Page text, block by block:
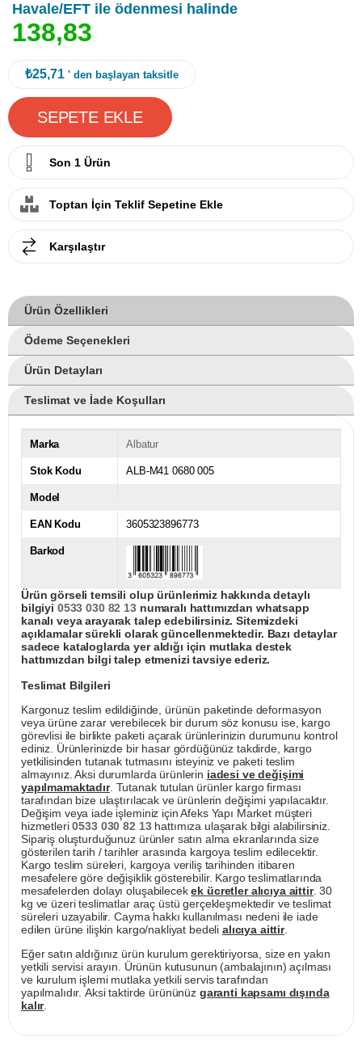
Havale/EFT ile ödenmesi halinde
138,83
₺25,71 ' den başlayan taksitle
Son 1 Ürün
Toptan İçin Teklif Sepetine Ekle
Karşılaştır
Ürün Özellikleri
Ödeme Seçenekleri
Ürün Detayları
Teslimat ve İade Koşulları
Marka Albatur
Stok Kodu ALB-M41 0680 005
Model
EAN Kodu 3605323896773
Barkod
Ürün görseli temsili olup ürünlerimiz hakkında detaylı
bilgiyi 0533 030 82 13numaralı hattımızdan whatsapp
kanalı veya arayarak talep edebilirsiniz. Sitemizdeki
açıklamalar sürekli olarak güncellenmektedir. Bazı detaylar
sadece kataloglarda yer aldığı için mutlaka destek
hattımızdan bilgi talep etmenizi tavsiye ederiz.
Teslimat Bilgileri
Kargonuz teslim edildiğinde, ürünün paketinde deformasyon
veya ürüne zarar verebilecek bir durum söz konusu ise, kargo
görevlisi ile birlikte paketi açarak ürünlerinizin durumunu kontrol
ediniz. Ürünlerinizde bir hasar gördüğünüz takdirde, kargo
yetkilisinden tutanak tutmasını isteyiniz ve paketi teslim
almayınız. Aksi durumlarda ürünlerin iadesi ve değişimi
yapılmamaktadır. Tutanak tutulan ürünler kargo firması
tarafından bize ulaştırılacak ve ürünlerin değişimi yapılacaktır.
Değişim veya iade işleminiz için Afeks Yapı Market müşteri
hizmetleri0533 030 82 13hattımıza ulaşarak bilgi alabilirsiniz.
Sipariş oluşturduğunuz ürünler satın alma ekranlarında size
gösterilen tarih / tarihler arasında kargoya teslim edilecektir.
Kargo teslim süreleri, kargoya veriliş tarihinden itibaren
mesafelere göre değişiklik gösterebilir. Kargo teslimatlarında
mesafelerden dolayı oluşabilecekek ücretler alıcıya aittir. 30
kg ve üzeri teslimatlar araç üstü gerçekleşmektedir ve teslimat
süreleri uzayabilir. Cayma hakkı kullanılması nedeni ile iade
edilen ürüne ilişkin kargo/nakliyat bedeli alıcıya aittir.
Eğer satın aldığınız ürün kurulum gerektiriyorsa, size en yakın
yetkili servisi arayın. Ürünün kutusunun (ambalajının) açılması
ve kurulum işlemi mutlaka yetkili servis tarafından
yapılmalıdır. Aksi taktirde ürününüz garanti kapsamı dışında
kalır.